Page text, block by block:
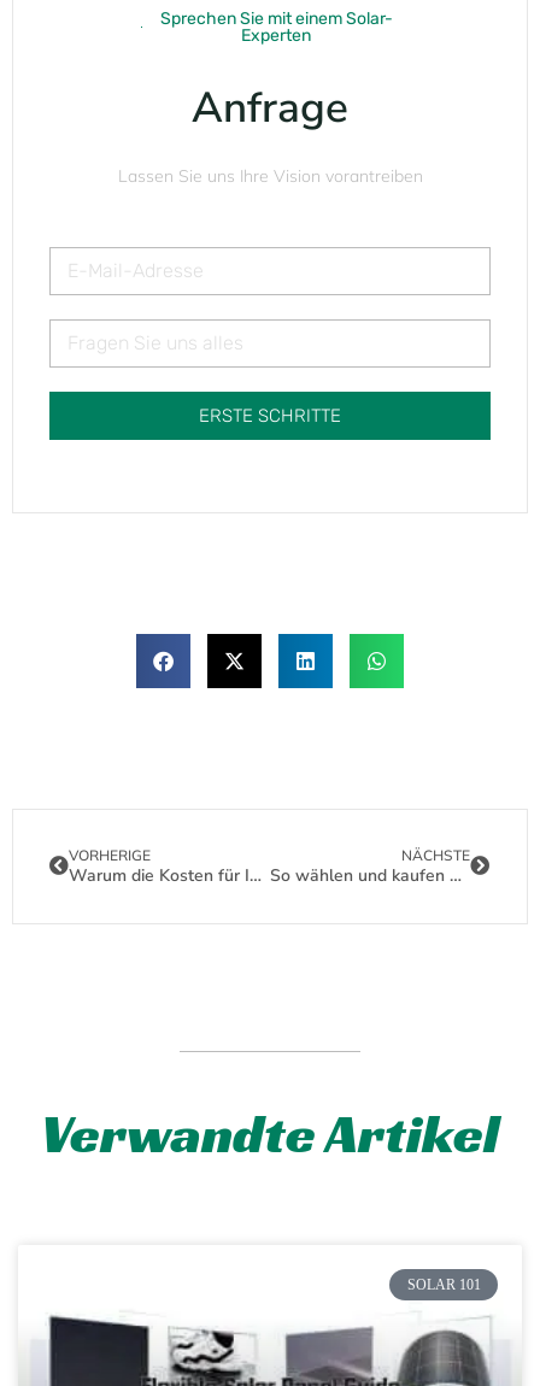
Sprechen Sie mit einem Solar-
Experten
Anfrage
Lassen Sie uns Ihre Vision vorantreiben
ERSTE SCHRITTE
VORHERIGE
Warum die Kosten für Ihre Solarmodule für Privathaushalte um Tausende variieren
NÄCHSTE
So wählen und kaufen Sie flexible 100-Watt-Solarmodule direkt vom Hersteller
Verwandte Artikel
SOLAR 101